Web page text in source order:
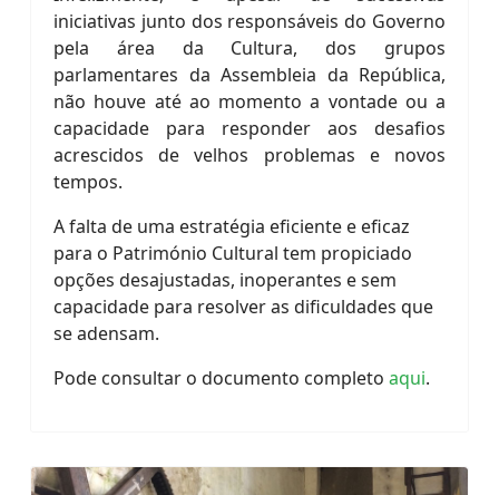
iniciativas junto dos responsáveis do Governo
pela área da Cultura, dos grupos
parlamentares da Assembleia da República,
não houve até ao momento a vontade ou a
capacidade para responder aos desafios
acrescidos de velhos problemas e novos
tempos.
A falta de uma estratégia eficiente e eficaz
para o Património Cultural tem propiciado
opções desajustadas, inoperantes e sem
capacidade para resolver as dificuldades que
se adensam.
Pode consultar o documento completo aqui.